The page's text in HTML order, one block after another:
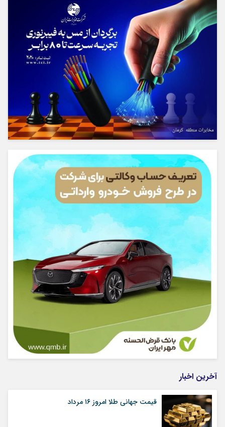
آخرین اخبار
قیمت جهانی طلا امروز ۱۶ مرداد